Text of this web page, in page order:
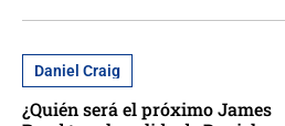
Daniel Craig
¿Quién será el próximo James